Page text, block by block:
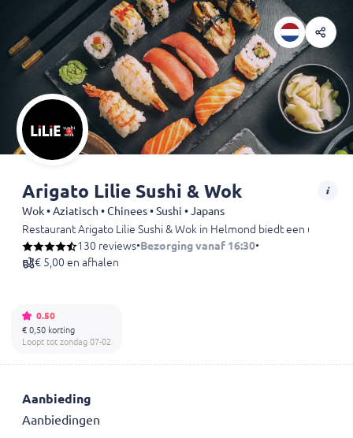
Arigato Lilie Sushi & Wok
Wok • Aziatisch • Chinees • Sushi • Japans
Restaurant Arigato Lilie Sushi & Wok in Helmond biedt een
130 reviews•Bezorging vanaf 16:30•
€ 5,00 en afhalen
0.50
€ 0,50 korting
Loopt tot zondag 07-02
Aanbieding
Aanbiedingen